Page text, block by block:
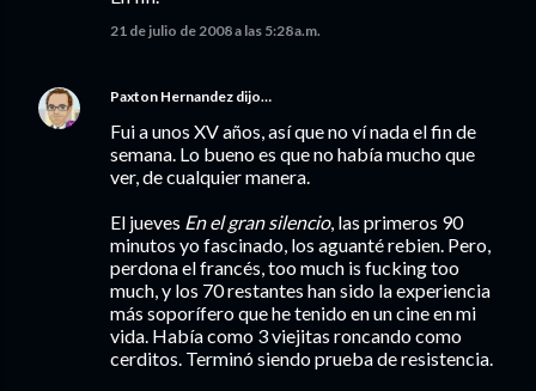
21 de julio de 2008 a las 5:28 a.m.
Paxton Hernandez dijo…
Fui a unos XV años, así que no ví nada el fin de
semana. Lo bueno es que no había mucho que
ver, de cualquier manera.
El jueves En el gran silencio, las primeros 90
minutos yo fascinado, los aguanté rebien. Pero,
perdona el francés, too much is fucking too
much, y los 70 restantes han sido la experiencia
más soporífero que he tenido en un cine en mi
vida. Había como 3 viejitas roncando como
cerditos. Terminó siendo prueba de resistencia.